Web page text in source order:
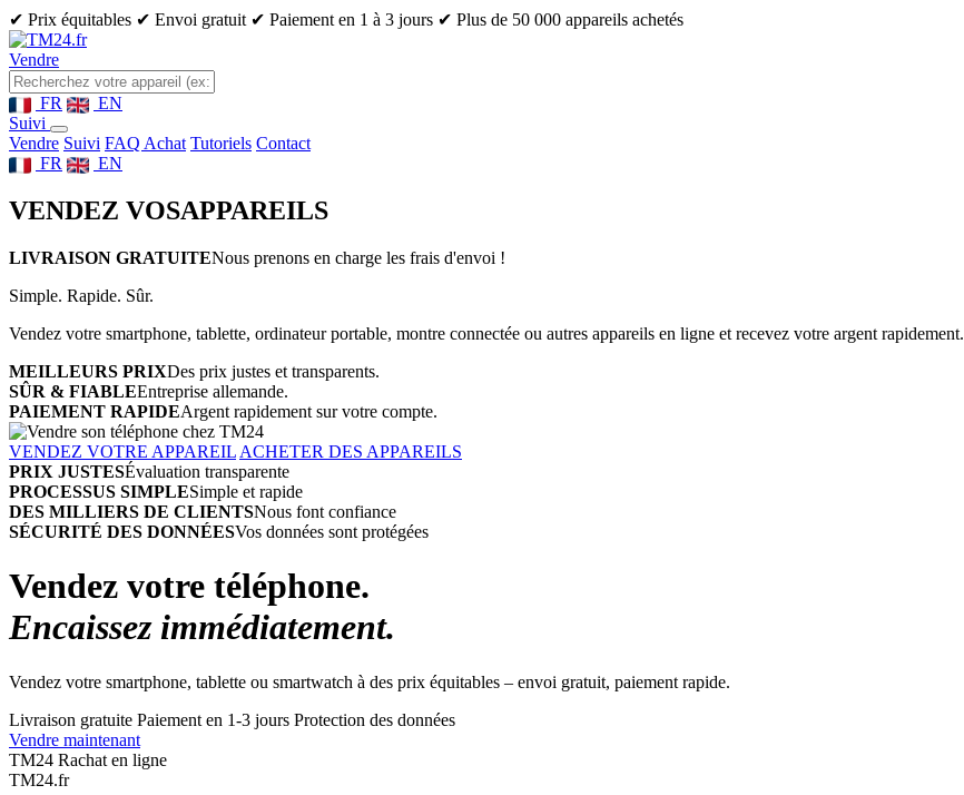
✔ Prix équitables ✔ Envoi gratuit ✔ Paiement en 1 à 3 jours ✔ Plus de 50 000 appareils achetés
Vendre
FR
EN
Suivi
Vendre Suivi FAQ Achat Tutoriels Contact
FR
EN
VENDEZ VOSAPPAREILS
LIVRAISON GRATUITENous prenons en charge les frais d'envoi !
Simple. Rapide. Sûr.
Vendez votre smartphone, tablette, ordinateur portable, montre connectée ou autres appareils en ligne et recevez votre argent rapidement.
MEILLEURS PRIXDes prix justes et transparents.
SÛR & FIABLEEntreprise allemande.
PAIEMENT RAPIDEArgent rapidement sur votre compte.
VENDEZ VOTRE APPAREIL ACHETER DES APPAREILS
PRIX JUSTESÉvaluation transparente
PROCESSUS SIMPLESimple et rapide
DES MILLIERS DE CLIENTSNous font confiance
SÉCURITÉ DES DONNÉESVos données sont protégées
Vendez votre téléphone.
Encaissez immédiatement.
Vendez votre smartphone, tablette ou smartwatch à des prix équitables – envoi gratuit, paiement rapide.
Livraison gratuite Paiement en 1-3 jours Protection des données
Vendre maintenant
TM24 Rachat en ligne
TM24.fr